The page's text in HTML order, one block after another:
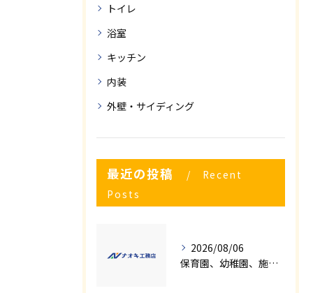
トイレ
浴室
キッチン
内装
外壁・サイディング
最近の投稿
Recent
Posts
2026/08/06
保育園、幼稚園、施設様！！内装リフォームでお悩み事はございませんか？